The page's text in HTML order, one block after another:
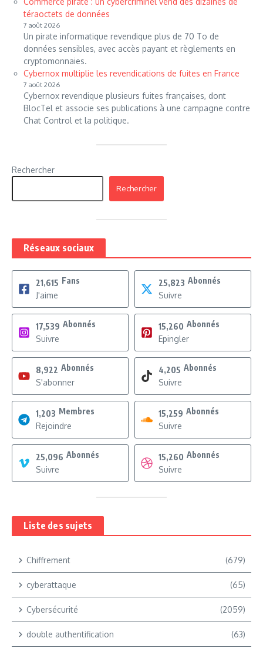
téraoctets de données
7 août 2026
Un pirate informatique revendique plus de 70 To de
données sensibles, avec accès payant et règlements en
cryptomonnaies.
Cybernox multiplie les revendications de fuites en France
7 août 2026
Cybernox revendique plusieurs fuites françaises, dont
BlocTel et associe ses publications à une campagne contre
Chat Control et la politique.
Rechercher
Rechercher
Réseaux sociaux
21,615 Fans
J'aime
25,823 Abonnés
Suivre
17,539 Abonnés
Suivre
15,260 Abonnés
Epingler
8,922 Abonnés
S'abonner
4,205 Abonnés
Suivre
1,203 Membres
Rejoindre
15,259 Abonnés
Suivre
25,096 Abonnés
Suivre
15,260 Abonnés
Suivre
Liste des sujets
Chiffrement (679)
cyberattaque (65)
Cybersécurité (2059)
double authentification (63)